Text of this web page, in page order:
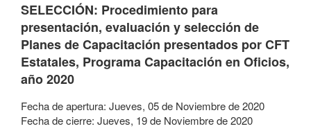
SELECCIÓN: Procedimiento para
presentación, evaluación y selección de
Planes de Capacitación presentados por CFT
Estatales, Programa Capacitación en Oficios,
año 2020
Fecha de apertura: Jueves, 05de Noviembrede2020
Fecha de cierre: Jueves, 19de Noviembrede2020